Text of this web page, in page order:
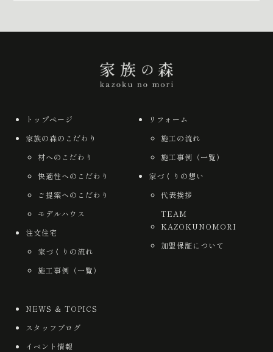
トップページ
家族の森のこだわり
材へのこだわり
快適性へのこだわり
ご提案へのこだわり
モデルハウス
注文住宅
家づくりの流れ
施工事例（一覧）
リフォーム
施工の流れ
施工事例（一覧）
家づくりの想い
代表挨拶
TEAM
KAZOKUNOMORI
加盟保証について
NEWS ＆ TOPICS
スタッフブログ
イベント情報